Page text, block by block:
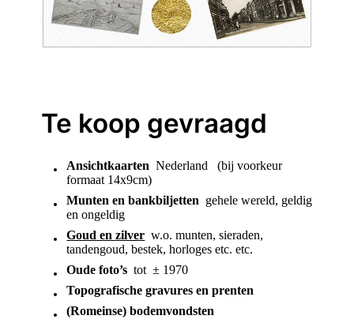
Te koop gevraagd
Ansichtkaarten Nederland (bij voorkeur
formaat 14x9cm)
Munten en bankbiljetten gehele wereld, geldig
en ongeldig
Goud en zilver w.o. munten, sieraden,
tandengoud, bestek, horloges etc. etc.
Oude foto’stot ± 1970
Topografische gravures en prenten
(Romeinse) bodemvondsten